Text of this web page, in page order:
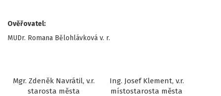
Ověřovatel:
MUDr. Romana Bělohlávková v. r.
Mgr. Zdeněk Navrátil, v.r.
Ing. Josef Klement, v.r.
starosta města
místostarosta města